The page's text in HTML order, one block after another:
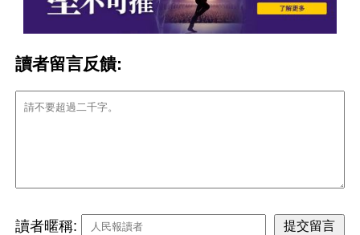
讀者留言反饋:
讀者暱稱: